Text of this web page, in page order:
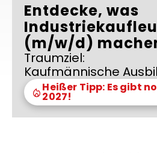
Entdecke, was
(m/w/d)
Traumziel:
Kaufmännische
Heißer Tipp: Es gibt
2027!